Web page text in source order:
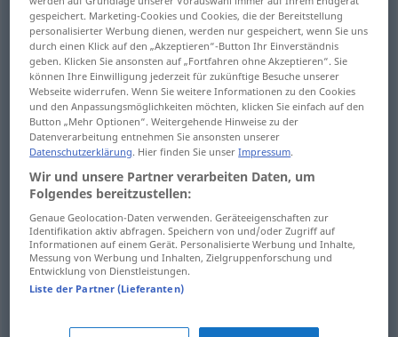
devote widmenZeit, Sorgfalt, Leben etc
give widmenZeit, Sorgfalt, Leben etc
give widmen
Aufmerksamkeit, Zeitungsartikel,
Besprechung etc
devote widmenAufmerksamkeit, Zeitungsartikel,
gespeichert. Marketing-Cookies und Cookies, die der Bereitstellung
personalisierter Werbung dienen, werden nur gespeichert, wenn Sie uns
durch einen Klick auf den „Akzeptieren“-Button Ihr Einverständnis
geben. Klicken Sie ansonsten auf „Fortfahren ohne Akzeptieren“. Sie
können Ihre Einwilligung jederzeit für zukünftige Besuche unserer
Webseite widerrufen. Wenn Sie weitere Informationen zu den Cookies
und den Anpassungsmöglichkeiten möchten, klicken Sie einfach auf den
Button „Mehr Optionen“. Weitergehende Hinweise zu der
Datenverarbeitung entnehmen Sie ansonsten unserer
Datenschutzerklärung. Hier finden Sie unserImpressum.
Wir und unsere Partner verarbeiten Daten, um
Folgendes bereitzustellen:
Genaue Geolocation-Daten verwenden. Geräteeigenschaften zur
Identifikation aktiv abfragen. Speichern von und/oder Zugriff auf
Informationen auf einem Gerät. Personalisierte Werbung und Inhalte,
Messung von Werbung und Inhalten, Zielgruppenforschung und
Entwicklung von Dienstleistungen.
Liste der Partner (Lieferanten)